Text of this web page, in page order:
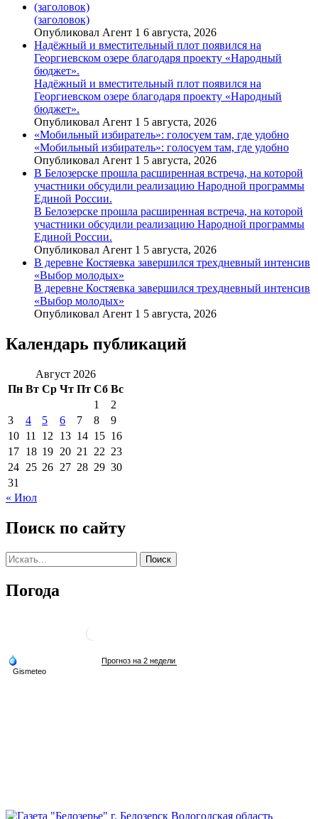
(заголовок)
(заголовок)
Опубликовал Агент 1 6 августа, 2026
Надёжный и вместительный плот появился на
Георгиевском озере благодаря проекту «Народный
бюджет».
Надёжный и вместительный плот появился на
Георгиевском озере благодаря проекту «Народный
бюджет».
Опубликовал Агент 1 5 августа, 2026
«Мобильный избиратель»: голосуем там, где удобно
«Мобильный избиратель»: голосуем там, где удобно
Опубликовал Агент 1 5 августа, 2026
В Белозерске прошла расширенная встреча, на которой
участники обсудили реализацию Народной программы
Единой России.
В Белозерске прошла расширенная встреча, на которой
участники обсудили реализацию Народной программы
Единой России.
Опубликовал Агент 1 5 августа, 2026
В деревне Костяевка завершился трехдневный интенсив
«Выбор молодых»
В деревне Костяевка завершился трехдневный интенсив
«Выбор молодых»
Опубликовал Агент 1 5 августа, 2026
Календарь публикаций
Август 2026
Пн Вт Ср Чт Пт Сб Вс
1
2
3
4 5 6 7 8
9
10 11 12 13 14 15 16
17 18 19 20 21 22 23
24 25 26 27 28 29 30
31
« Июл
Поиск по сайту
Погода